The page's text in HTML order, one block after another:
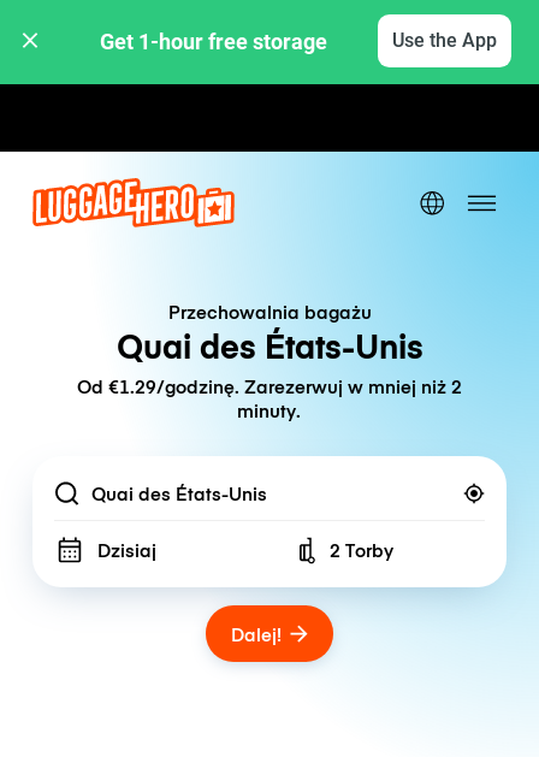
Get 1-hour free storage Use the App
Przechowalnia bagażu
Quai des États-Unis
Od €1.29/godzinę. Zarezerwuj w mniej niż 2
minuty.
Location
Dzisiaj Number of bags
2 Torby
Dalej!